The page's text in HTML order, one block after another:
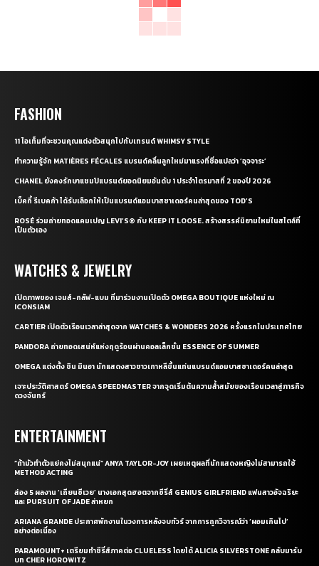
FASHION
11 ไอเท็มที่จะชวนคุณแต่งตัวสนุกไปกับเทรนด์ WHIMSY STYLE
ทำความรู้จัก MATIÈRES FÉCALES แบรนด์คลื่นลูกใหม่มาแรงที่ชื่อแปลว่า ‘อุจจาระ’
CHANEL ยังคงรักษาแชมป์แบรนด์ยอดนิยมอันดับ 1 ประจำไตรมาสที่ 2 ของปี 2026
เบ็คกี้ รีเบคก้า ได้รับเลือกให้เป็นแบรนด์แอมบาสซาเดอร์คนล่าสุดของ TOD’S
ROSÉ ร่วมถ่ายทอดแคมเปญ LEVI’S® กับ KEEP IT LOOSE. สร้างสรรค์นิยามใหม่ในสไตล์ที่
เป็นตัวเอง
WATCHES & JEWELRY
เปิดภาพของ เจมส์-กลัฟ-แบม ที่มาร่วมงานเปิดตัว OMEGA BOUTIQUE แห่งใหม่ ณ
ICONSIAM
CARTIER เปิดตัวเรือนเวลาล่าสุดจาก WATCHES & WONDERS 2026 ครั้งแรกในประเทศไทย
PANDORA ถ่ายทอดเสน่ห์แห่งฤดูร้อนผ่านคอลเล็กชั่น ESSENCE OF SUMMER
OMEGA แต่งตั้ง ชิน มินอา นักแสดงสาวชาวเกาหลีขึ้นแท่นแบรนด์แอมบาสซาเดอร์คนล่าสุด
เจาะประวัติศาสตร์ OMEGA SPEEDMASTER จากจุดเริ่มต้นความล้ำสมัยของเรือนเวลาสู่ภารกิจ
ดวงจันทร์
ENTERTAINMENT
“ถ้ามัวทำตัวแย่คงไม่สนุกแน่” ANYA TAYLOR-JOY เผยเหตุผลที่นักแสดงหญิงไม่สามารถใช้
METHOD ACTING
ส่อง 5 ผลงาน ‘เถียนซีเวย’ นางเอกสุดฮอตจากซีรี่ส์ GENIUS GIRLFRIEND แฟนสาวอัจฉริยะ
และ PURSUIT OF JADE ล่าหยก
ARIANA GRANDE ประกาศพักงานในวงการหลังจบทัวร์ จากการถูกวิจารณ์ว่า ‘ผอมเกินไป’
อย่างต่อเนื่อง
PARAMOUNT+ เตรียมทำซีรี่ส์ภาคต่อ CLUELESS โดยได้ ALICIA SILVERSTONE กลับมารับ
บท CHER HOROWITZ